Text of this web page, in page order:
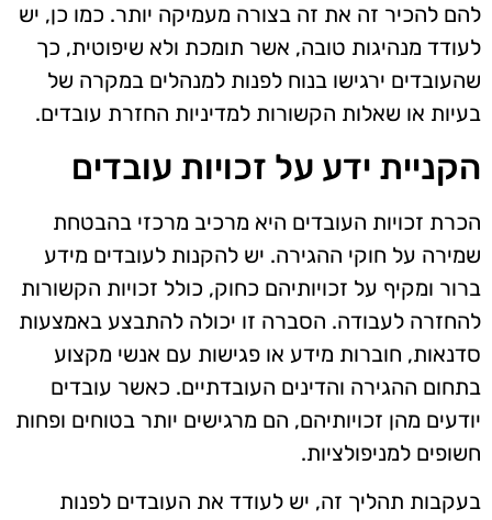
להם להכיר זה את זה בצורה מעמיקה יותר. כמו כן, יש
לעודד מנהיגות טובה, אשר תומכת ולא שיפוטית, כך
שהעובדים ירגישו בנוח לפנות למנהלים במקרה של
בעיות או שאלות הקשורות למדיניות החזרת עובדים.
הקניית ידע על זכויות עובדים
הכרת זכויות העובדים היא מרכיב מרכזי בהבטחת
שמירה על חוקי ההגירה. יש להקנות לעובדים מידע
ברור ומקיף על זכויותיהם כחוק, כולל זכויות הקשורות
להחזרה לעבודה. הסברה זו יכולה להתבצע באמצעות
סדנאות, חוברות מידע או פגישות עם אנשי מקצוע
בתחום ההגירה והדינים העובדתיים. כאשר עובדים
יודעים מהן זכויותיהם, הם מרגישים יותר בטוחים ופחות
חשופים למניפולציות.
בעקבות תהליך זה, יש לעודד את העובדים לפנות